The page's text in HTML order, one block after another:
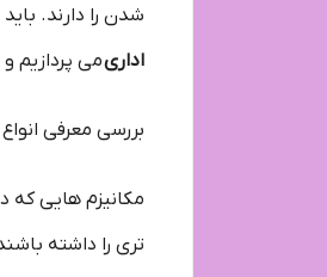
شدن را دارند.
اداریمی پردازیم
بررسی معرفی
مکانیزم هایی که
تری را داشته